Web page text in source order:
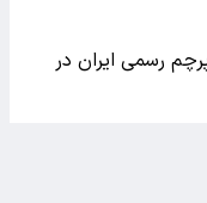
رسمی ایران در